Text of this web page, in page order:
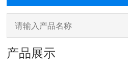
产品展示